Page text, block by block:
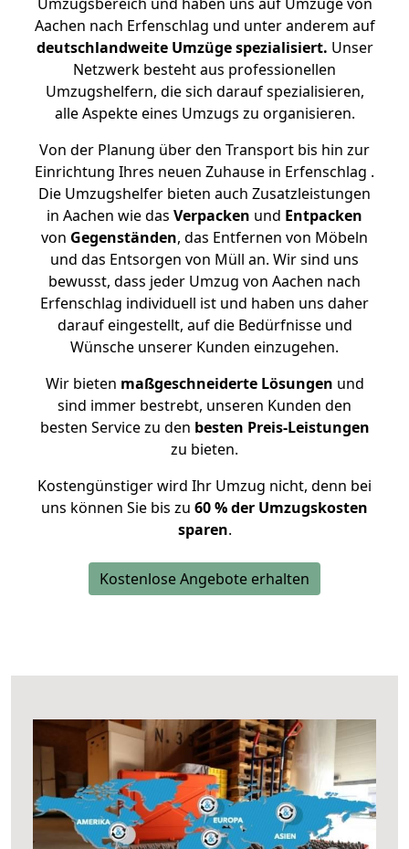
Aachen nach Erfenschlag und unter anderem auf
deutschlandweite Umzüge spezialisiert. Unser
Netzwerk besteht aus professionellen
Umzugshelfern, die sich darauf spezialisieren,
alle Aspekte eines Umzugs zu organisieren.
Von der Planung über den Transport bis hin zur
Einrichtung Ihres neuen Zuhause in Erfenschlag .
Die Umzugshelfer bieten auch Zusatzleistungen
in Aachen wie das Verpacken und Entpacken
von Gegenständen, das Entfernen von Möbeln
und das Entsorgen von Müll an. Wir sind uns
bewusst, dass jeder Umzug von Aachen nach
Erfenschlag individuell ist und haben uns daher
darauf eingestellt, auf die Bedürfnisse und
Wünsche unserer Kunden einzugehen.
Wir bieten maßgeschneiderte Lösungen und
sind immer bestrebt, unseren Kunden den
besten Service zu den besten Preis-Leistungen
zu bieten.
Kostengünstiger wird Ihr Umzug nicht, denn bei
uns können Sie bis zu 60 % der Umzugskosten
sparen.
Kostenlose Angebote erhalten